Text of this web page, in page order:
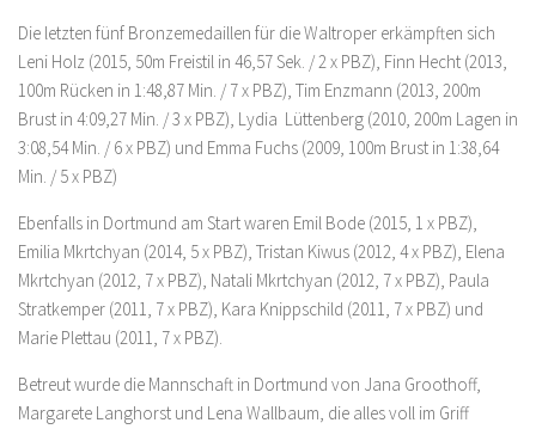
Die letzten fünf Bronzemedaillen für die Waltroper erkämpften sich
Leni Holz (2015, 50m Freistil in 46,57 Sek. / 2 x PBZ), Finn Hecht (2013,
100m Rücken in 1:48,87 Min. / 7 x PBZ), Tim Enzmann (2013, 200m
Brust in 4:09,27 Min. / 3 x PBZ), Lydia Lüttenberg (2010, 200m Lagen in
3:08,54 Min. / 6 x PBZ) und Emma Fuchs (2009, 100m Brust in 1:38,64
Min. / 5 x PBZ)
Ebenfalls in Dortmund am Start waren Emil Bode (2015, 1 x PBZ),
Emilia Mkrtchyan (2014, 5 x PBZ), Tristan Kiwus (2012, 4 x PBZ), Elena
Mkrtchyan (2012, 7 x PBZ), Natali Mkrtchyan (2012, 7 x PBZ), Paula
Stratkemper (2011, 7 x PBZ), Kara Knippschild (2011, 7 x PBZ) und
Marie Plettau (2011, 7 x PBZ).
Betreut wurde die Mannschaft in Dortmund von Jana Groothoff,
Margarete Langhorst und Lena Wallbaum, die alles voll im Griff